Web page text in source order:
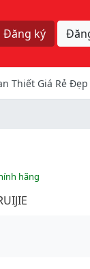
Đăng ký
Thiết Giá Rẻ Đẹp
hãng